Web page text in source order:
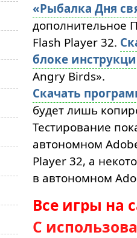
«Рыбалка Дня
дополнительное
Flash Player 32.
блоке
Angry Birds».
Скачать
будет лишь
Тестирование
автономном
Player 32, а
в автономном
Все игры на
С